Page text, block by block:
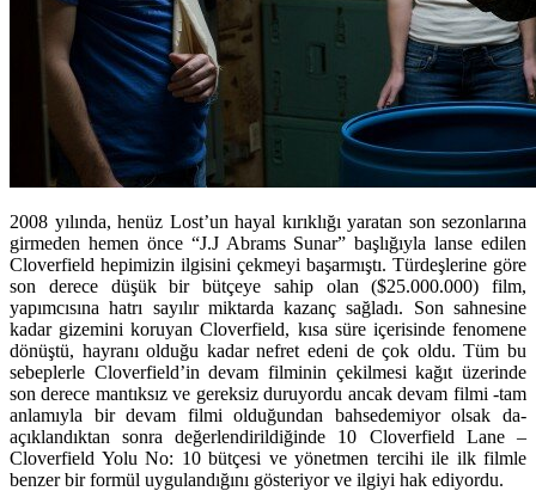
2008 yılında, henüz Lost’un hayal kırıklığı yaratan son sezonlarına
girmeden hemen önce “J.J Abrams Sunar” başlığıyla lanse edilen
Cloverfield hepimizin ilgisini çekmeyi başarmıştı. Türdeşlerine göre
son derece düşük bir bütçeye sahip olan ($25.000.000) film,
yapımcısına hatrı sayılır miktarda kazanç sağladı. Son sahnesine
kadar gizemini koruyan Cloverfield, kısa süre içerisinde fenomene
dönüştü, hayranı olduğu kadar nefret edeni de çok oldu. Tüm bu
sebeplerle Cloverfield’in devam filminin çekilmesi kağıt üzerinde
son derece mantıksız ve gereksiz duruyordu ancak devam filmi -tam
anlamıyla bir devam filmi olduğundan bahsedemiyor olsak da-
açıklandıktan sonra değerlendirildiğinde 10 Cloverfield Lane –
Cloverfield Yolu No: 10 bütçesi ve yönetmen tercihi ile ilk filmle
benzer bir formül uygulandığını gösteriyor ve ilgiyi hak ediyordu.